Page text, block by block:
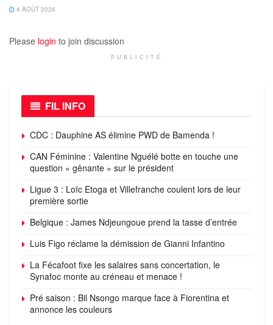
4 AOÛT 2026
Please login to join discussion
PUBLICITÉ
FIL INFO
CDC : Dauphine AS élimine PWD de Bamenda !
CAN Féminine : Valentine Nguélé botte en touche une
question « gênante » sur le président
Ligue 3 : Loïc Etoga et Villefranche coulent lors de leur
première sortie
Belgique : James Ndjeungoue prend la tasse d’entrée
Luis Figo réclame la démission de Gianni Infantino
La Fécafoot fixe les salaires sans concertation, le
Synafoc monte au créneau et menace !
Pré saison : Bil Nsongo marque face à Fiorentina et
annonce les couleurs